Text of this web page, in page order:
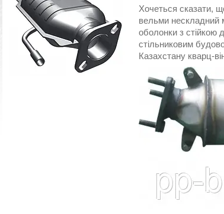
Хочеться сказати,
вельми нескладний
оболонки з стійкою
стільниковим
Казахстану кварц-